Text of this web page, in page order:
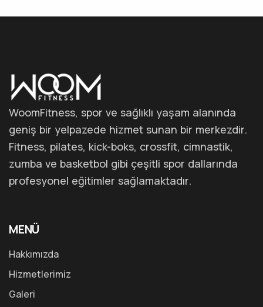
WoomFitness, spor ve sağlıklı yaşam alanında
geniş bir yelpazede hizmet sunan bir merkezdir.
Fitness, pilates, kick-boks, crossfit, cimnastik,
zumba ve basketbol gibi çeşitli spor dallarında
profesyonel eğitimler sağlamaktadır.
MENÜ
Hakkımızda
Hizmetlerimiz
Galeri